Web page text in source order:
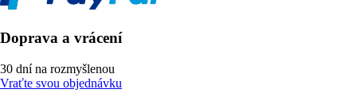
Doprava a vrácení
30 dní na rozmyšlenou
Vraťte svou objednávku